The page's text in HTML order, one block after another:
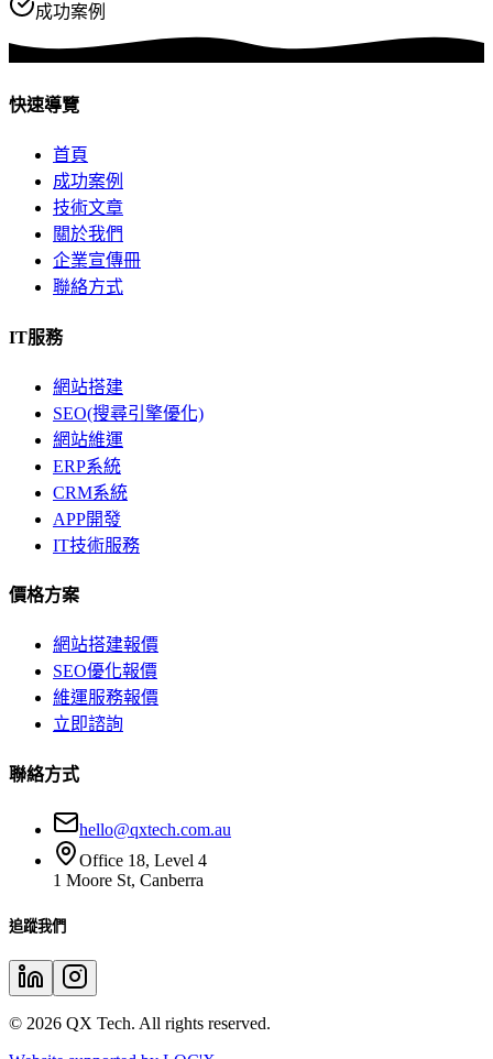
成功案例
快速導覽
首頁
成功案例
技術文章
關於我們
企業宣傳冊
聯絡方式
IT服務
網站搭建
SEO(搜尋引擎優化)
網站維運
ERP系統
CRM系統
APP開發
IT技術服務
價格方案
網站搭建報價
SEO優化報價
維運服務報價
立即諮詢
聯絡方式
hello@qxtech.com.au
Office 18, Level 4
1 Moore St, Canberra
追蹤我們
© 2026 QX Tech. All rights reserved.